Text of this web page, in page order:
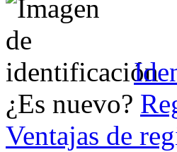
¿Es nuevo?
Ventajas de